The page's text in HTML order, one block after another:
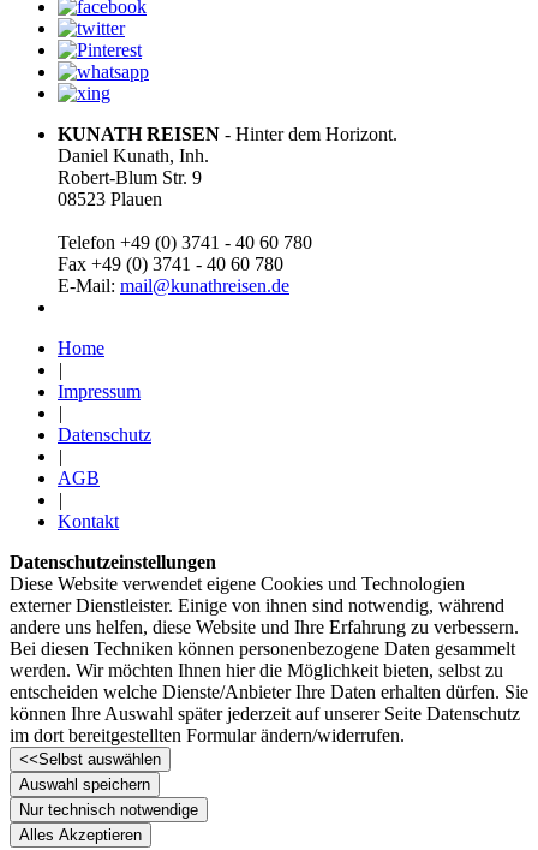
KUNATH REISEN - Hinter dem Horizont.
Daniel Kunath, Inh.
Robert-Blum Str. 9
08523 Plauen
Telefon +49 (0) 3741 - 40 60 780
Fax +49 (0) 3741 - 40 60 780
E-Mail: mail@kunathreisen.de
Home
|
Impressum
|
Datenschutz
|
AGB
|
Kontakt
Datenschutzeinstellungen
Diese Website verwendet eigene Cookies und Technologien
externer Dienstleister. Einige von ihnen sind notwendig, während
andere uns helfen, diese Website und Ihre Erfahrung zu verbessern.
Bei diesen Techniken können personenbezogene Daten gesammelt
werden. Wir möchten Ihnen hier die Möglichkeit bieten, selbst zu
entscheiden welche Dienste/­­­Anbieter Ihre Daten erhalten dürfen. Sie
können Ihre Auswahl später jederzeit auf unserer Seite Datenschutz
im dort bereitgestellten Formular ändern/­­­widerrufen.
<<Selbst auswählen
Auswahl speichern
Nur technisch notwendige
Alles Akzeptieren